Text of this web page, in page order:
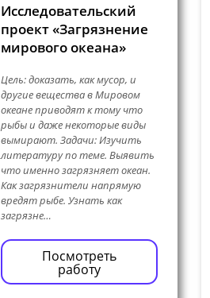
Исследовательский
проект «Загрязнение
мирового океана»
Цель: доказать, как мусор, и
другие вещества в Мировом
океане приводят к тому что
рыбы и даже некоторые виды
вымирают. Задачи: Изучить
литературу по теме. Выявить
что именно загрязняет океан.
Как загрязнители напрямую
вредят рыбе. Узнать как
загрязне…
Посмотреть
работу